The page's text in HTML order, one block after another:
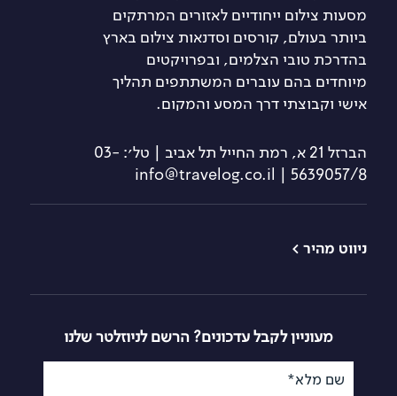
מסעות צילום ייחודיים לאזורים המרתקים
ביותר בעולם, קורסים וסדנאות צילום בארץ
בהדרכת טובי הצלמים, ובפרויקטים
מיוחדים בהם עוברים המשתתפים תהליך
אישי וקבוצתי דרך המסע והמקום.
הברזל 21 א, רמת החייל תל אביב | טל׳: 03-
5639057/8 | info@travelog.co.il
ניווט מהיר >
קורסי צילום
סדנאות צילום
מסעות שייט
קורס צילום
בסמארטפון
מעוניין לקבל עדכונים? הרשם לניוזלטר שלנו
שם מלא*